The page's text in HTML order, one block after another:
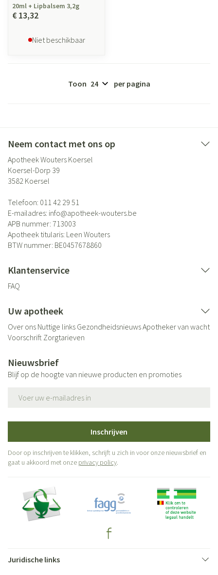
20ml + Lipbalsem 3,2g
€ 13,32
Niet beschikbaar
Toon per pagina
Neem contact met ons op
Apotheek Wouters Koersel
Koersel-Dorp 39
3582 Koersel
Telefoon: 011 42 29 51
E-mailadres: info@apotheek-wouters.be
APB nummer: 713003
Apotheek titularis: Leen Wouters
BTW nummer: BE0457678860
Klantenservice
FAQ
Uw apotheek
Over ons Nuttige links GezondheidsnieuwsApotheker van wacht
Voorschrift Zorgtarieven
Nieuwsbrief
Blijf op de hoogte van nieuwe producten en promoties
Inschrijven
Door op inschrijven te klikken, schrijft u zich in voor onze nieuwsbrief en
gaat u akkoord met onze privacy policy.
Juridische links